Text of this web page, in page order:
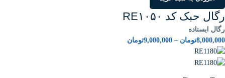
رگال حبک کد RE۱۰۵۰
رگال ایستاده
8,000,000تومان –
9,000,000تومان